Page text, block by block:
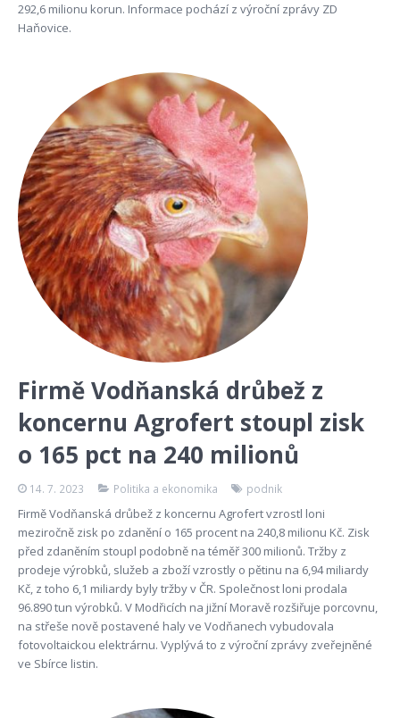
292,6 milionu korun. Informace pochází z výroční zprávy ZD
Haňovice.
Firmě Vodňanská drůbež z
koncernu Agrofert stoupl zisk
o 165 pct na 240 milionů
14. 7. 2023 Politika a ekonomika podnik
Firmě Vodňanská drůbež z koncernu Agrofert vzrostl loni
meziročně zisk po zdanění o 165 procent na 240,8 milionu Kč. Zisk
před zdaněním stoupl podobně na téměř 300 milionů. Tržby z
prodeje výrobků, služeb a zboží vzrostly o pětinu na 6,94 miliardy
Kč, z toho 6,1 miliardy byly tržby v ČR. Společnost loni prodala
96.890 tun výrobků. V Modřicích na jižní Moravě rozšiřuje porcovnu,
na střeše nově postavené haly ve Vodňanech vybudovala
fotovoltaickou elektrárnu. Vyplývá to z výroční zprávy zveřejněné
ve Sbírce listin.